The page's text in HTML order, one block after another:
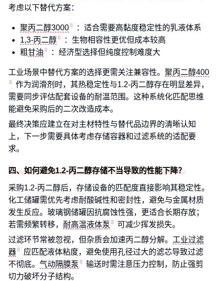
考虑以下替代方案：
聚丙二醇3000
：适合需要高黏度稳定性的乳液体系
1,3-丙二醇
：生物相容性更优但成本较高
粗甘油 ：经济型选择但纯度控制难度大
工业场景中替代方案的选择更需关注兼容性。 聚丙二醇400
作为润滑剂时，其热稳定性与1.2-丙二醇存在明显差异，
需要同步评估配套设备的耐温范围。这种系统化匹配思维
能避免采购后的二次改造成本。
最终决策应建立在对主材特性与替代品边界的清晰认知
上，下一步需要具体考虑存储容器和过滤系统的适配要
求。
四、如何避免1.2-丙二醇存储不当导致的性能下降？
采购1.2-丙二醇后，存储设备的匹配度直接影响其稳定性。
化工储罐需优先考虑耐酸碱性和密封性，避免与金属材质
发生反应。玻璃钢储罐因抗腐蚀性强，更适合长期存放；
若需频繁转移， 耐高温液体泵
可减少挥发损失。
过滤环节常被忽视，但杂质会加速丙二醇分解。 工业过滤
器
应匹配液体粘度，避免使用孔径过大的滤芯导致过滤
不彻底。 气动隔膜泵
输送时需注意压力控制，防止强剪
切力破坏分子结构。